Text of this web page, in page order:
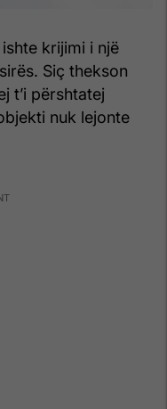
krijimi i një
Siç thekson
t’i përshtatej
nuk lejonte